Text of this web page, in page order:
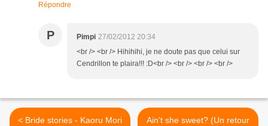
Répondre
P Pimpi 27/02/2012 20:34
<br /> <br /> Hihihihi, je ne doute pas que celui sur
Cendrillon te plaira!!! :D<br /> <br /> <br /> <br />
< Bride stories - Kaoru Mori
Ain't she sweet? (Un retour